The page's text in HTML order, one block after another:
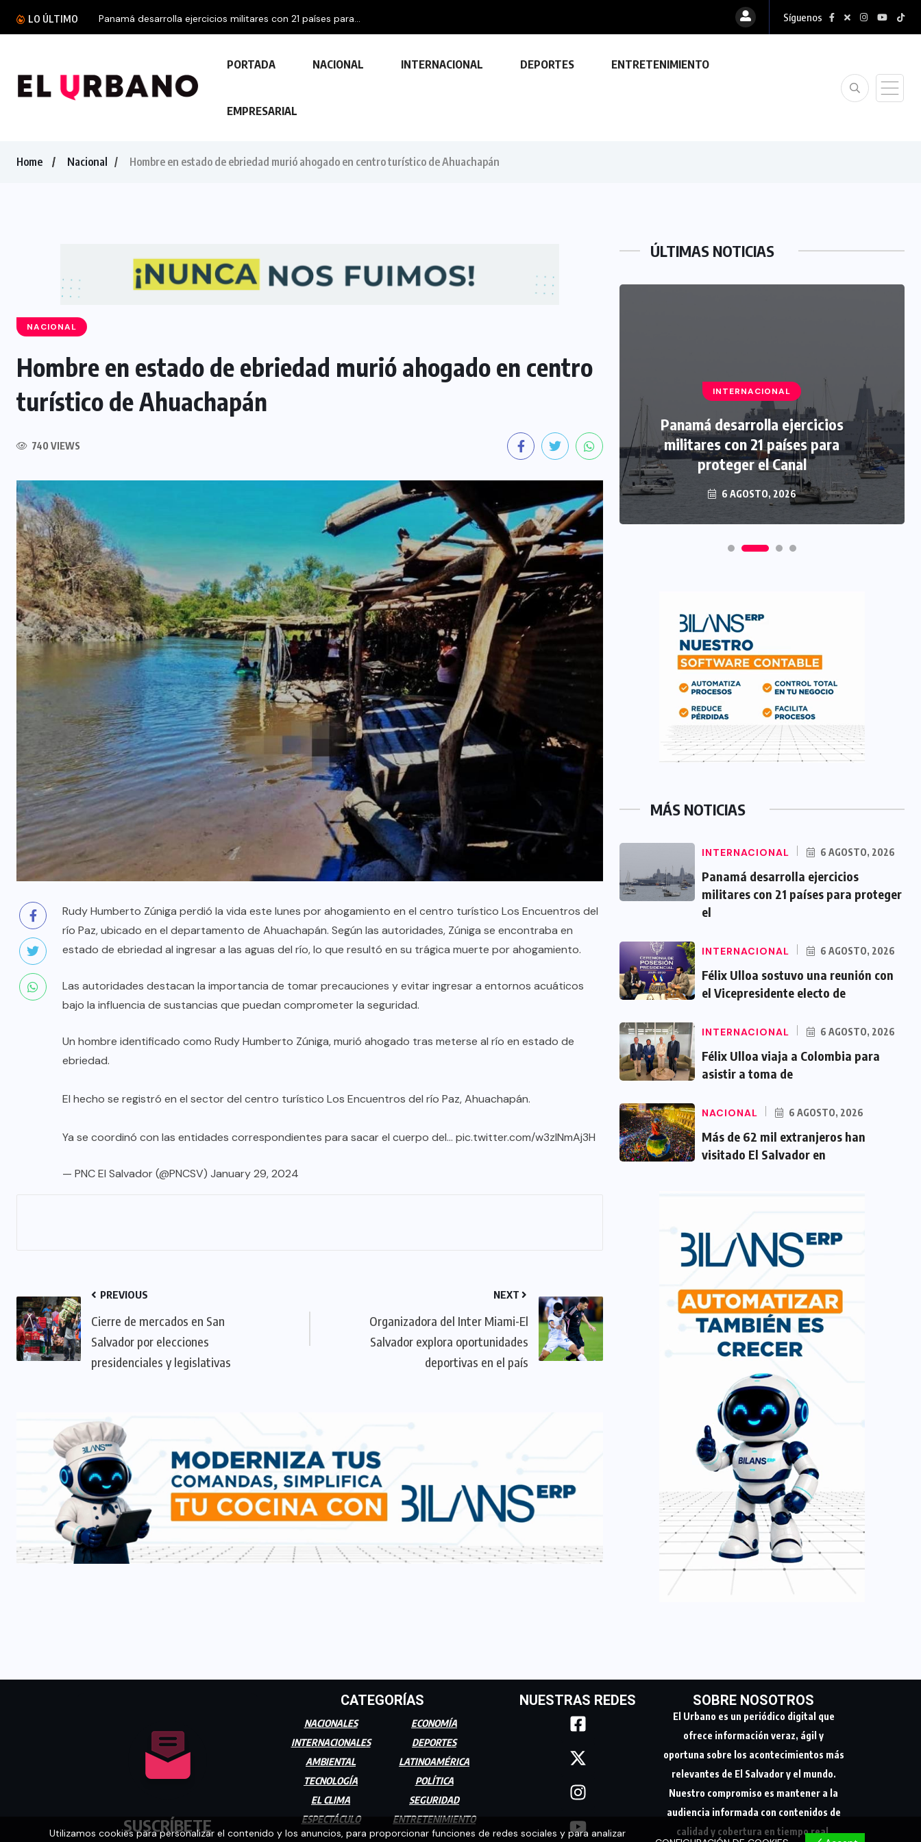
LO ÚLTIMO Panamá desarrolla ejercicios militares con 21 países para... Síguenos
PORTADA NACIONAL INTERNACIONAL DEPORTES ENTRETENIMIENTO
EMPRESARIAL
Home Nacional Hombre en estado de ebriedad murió ahogado en centro turístico de Ahuachapán
NACIONAL
Hombre en estado de ebriedad murió ahogado en centro
turístico de Ahuachapán
740 VIEWS
Rudy Humberto Zúniga perdió la vida este lunes por ahogamiento en el centro turístico Los Encuentros del
río Paz, ubicado en el departamento de Ahuachapán. Según las autoridades, Zúniga se encontraba en
estado de ebriedad al ingresar a las aguas del río, lo que resultó en su trágica muerte por ahogamiento.
Las autoridades destacan la importancia de tomar precauciones y evitar ingresar a entornos acuáticos
bajo la influencia de sustancias que puedan comprometer la seguridad.
Un hombre identificado como Rudy Humberto Zúniga, murió ahogado tras meterse al río en estado de
ebriedad.
El hecho se registró en el sector del centro turístico Los Encuentros del río Paz, Ahuachapán.
Ya se coordinó con las entidades correspondientes para sacar el cuerpo del… pic.twitter.com/w3zINmAj3H
— PNC El Salvador (@PNCSV) January 29, 2024
PREVIOUS
Cierre de mercados en San
Salvador por elecciones
presidenciales y legislativas
NEXT
Organizadora del Inter Miami-El
Salvador explora oportunidades
deportivas en el país
ÚLTIMAS NOTICIAS
INTERNACIONAL
TECNOLOGÍA
INTERNACIONAL
Panamá desarrolla ejercicios
militares con 21 países para
proteger el Canal
6 AGOSTO, 2026
MÁS NOTICIAS
INTERNACIONAL 6 AGOSTO, 2026
Panamá desarrolla ejercicios
militares con 21 países para proteger
el
INTERNACIONAL 6 AGOSTO, 2026
Félix Ulloa sostuvo una reunión con
el Vicepresidente electo de
INTERNACIONAL 6 AGOSTO, 2026
Félix Ulloa viaja a Colombia para
asistir a toma de
NACIONAL 6 AGOSTO, 2026
Más de 62 mil extranjeros han
visitado El Salvador en
SUSCRÍBETE
CATEGORÍAS
NACIONALES
INTERNACIONALES
AMBIENTAL
TECNOLOGÍA
EL CLIMA
ESPECTÁCULO
ECONOMÍA
DEPORTES
LATINOAMÉRICA
POLÍTICA
SEGURIDAD
ENTRETENIMIENTO
NUESTRAS REDES SOBRE NOSOTROS
El Urbano es un periódico digital que
ofrece información veraz, ágil y
oportuna sobre los acontecimientos más
relevantes de El Salvador y el mundo.
Nuestro compromiso es mantener a la
audiencia informada con contenidos de
calidad y cobertura en tiempo real.
Utilizamos cookies para personalizar el contenido y los anuncios, para proporcionar funciones de redes sociales y para analizar